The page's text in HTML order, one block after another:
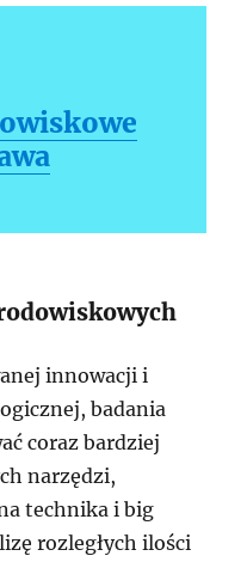
innowacji i
badania
coraz bardziej
narzędzi,
technika i big
rozległych ilości